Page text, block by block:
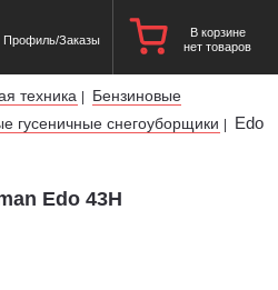
Профиль/Заказы
В корзине
нет товаров
техника |
Бензиновые
гусеничные снегоуборщики |
Edo
Edo 43H